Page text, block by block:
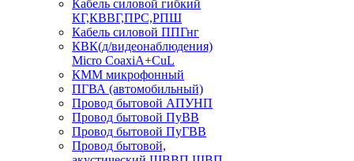
Кабель силовой гибкий
КГ,КВВГ,ПРС,РПШ
Кабель силовой ППГнг
КВК(д/видеонаблюдения)
Micro CoaxiA+CuL
КММ микрофонный
ПГВА (автомобильный)
Провод бытовой АПУНП
Провод бытовой ПуВВ
Провод бытовой ПуГВВ
Провод бытовой,